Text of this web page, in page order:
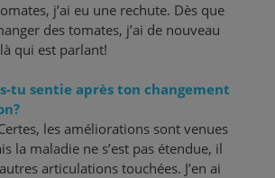
j’ai eu une rechute. Dès que
des tomates, j’ai de nouveau
qui est parlant!
tu sentie après ton changement
les améliorations sont venues
la maladie ne s’est pas étendue, il
articulations touchées. J’en ai